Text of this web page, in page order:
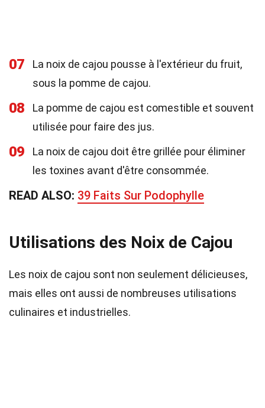
07
La noix de cajou pousse à l'extérieur du fruit,
sous la pomme de cajou.
08
La pomme de cajou est comestible et souvent
utilisée pour faire des jus.
09
La noix de cajou doit être grillée pour éliminer
les toxines avant d'être consommée.
READ ALSO: 39 Faits Sur Podophylle
Utilisations des Noix de Cajou
Les noix de cajou sont non seulement délicieuses,
mais elles ont aussi de nombreuses utilisations
culinaires et industrielles.